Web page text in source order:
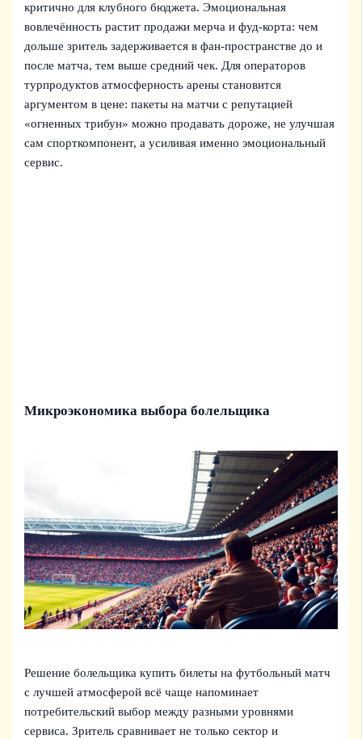
критично для клубного бюджета. Эмоциональная
вовлечённость растит продажи мерча и фуд-корта: чем
дольше зритель задерживается в фан‑пространстве до и
после матча, тем выше средний чек. Для операторов
турпродуктов атмосферность арены становится
аргументом в цене: пакеты на матчи с репутацией
«огненных трибун» можно продавать дороже, не улучшая
сам спорткомпонент, а усиливая именно эмоциональный
сервис.
Микроэкономика выбора болельщика
Решение болельщика купить билеты на футбольный матч
с лучшей атмосферой всё чаще напоминает
потребительский выбор между разными уровнями
сервиса. Зритель сравнивает не только сектор и